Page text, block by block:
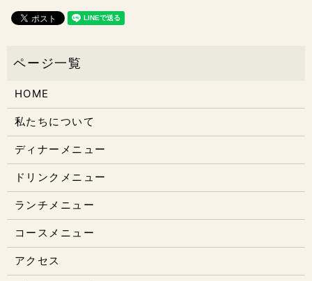
HOME
私たちについて
ディナーメニュー
ドリンクメニュー
ランチメニュー
コースメニュー
アクセス